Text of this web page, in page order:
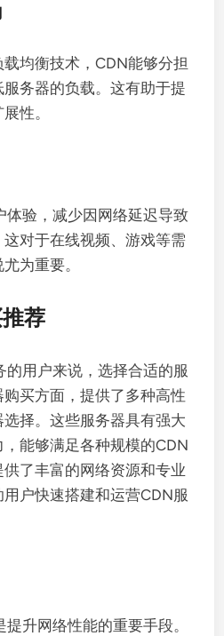
均衡技术，CDN能够分担
务器的负载。这有助于提
性。
体验，减少因网络延迟导致
对于在线视频、游戏等需
为重要。
荐
用户来说，选择合适的服
买方面，提供了多种高性
择。这些服务器具有强大
能够满足各种规模的CDN
了丰富的网络资源和专业
户快速搭建和运营CDN服
升网络性能的重要手段。